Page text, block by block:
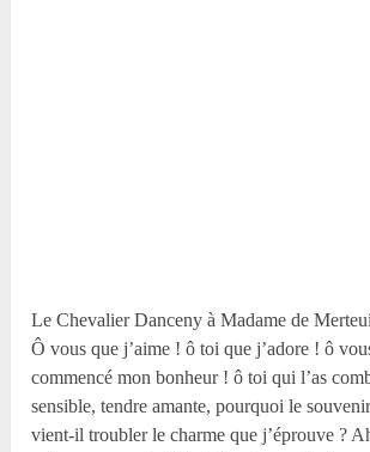
Le Chevalier Danceny à Madame de
Ô vous que j’aime ! ô toi que j’adore ! ô
commencé mon bonheur ! ô toi qui l’as
sensible, tendre amante, pourquoi le
vient-il troubler le charme que j’éprouve ?